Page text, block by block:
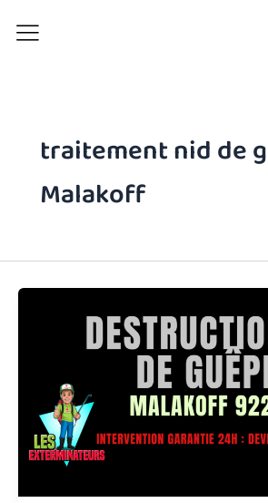
traitement nid de
Malakoff